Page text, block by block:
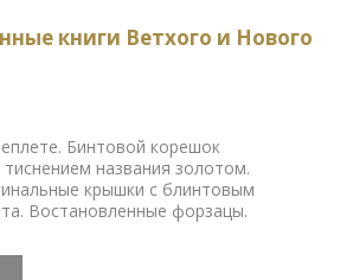
книги Ветхого и Нового
Бинтовой корешок
названия золотом.
крышки с блинтовым
Востановленные форзацы.